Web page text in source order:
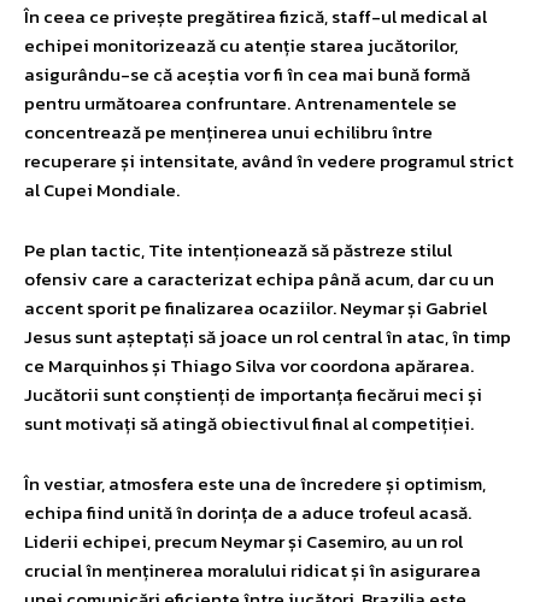
În ceea ce privește pregătirea fizică, staff-ul medical al
echipei monitorizează cu atenție starea jucătorilor,
asigurându-se că aceștia vor fi în cea mai bună formă
pentru următoarea confruntare. Antrenamentele se
concentrează pe menținerea unui echilibru între
recuperare și intensitate, având în vedere programul strict
al Cupei Mondiale.
Pe plan tactic, Tite intenționează să păstreze stilul
ofensiv care a caracterizat echipa până acum, dar cu un
accent sporit pe finalizarea ocaziilor. Neymar și Gabriel
Jesus sunt așteptați să joace un rol central în atac, în timp
ce Marquinhos și Thiago Silva vor coordona apărarea.
Jucătorii sunt conștienți de importanța fiecărui meci și
sunt motivați să atingă obiectivul final al competiției.
În vestiar, atmosfera este una de încredere și optimism,
echipa fiind unită în dorința de a aduce trofeul acasă.
Liderii echipei, precum Neymar și Casemiro, au un rol
crucial în menținerea moralului ridicat și în asigurarea